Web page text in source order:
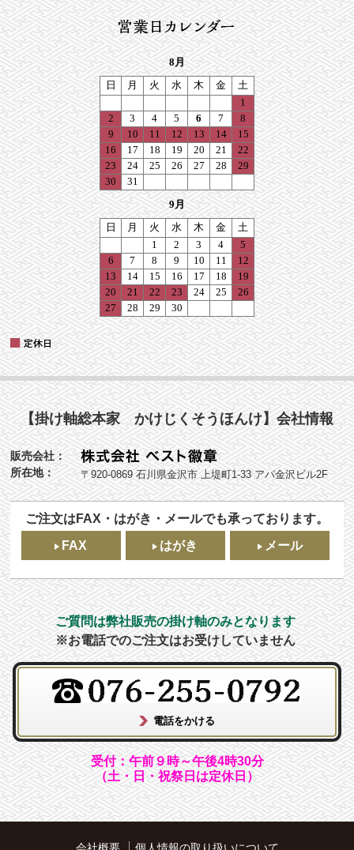
【掛け軸総本家 かけじくそうほんけ】会社情報
販売会社：
所在地：
〒920-0869 石川県金沢市 上堤町1-33 アパ金沢ビル2F
ご注文はFAX・はがき・メールでも承っております。
FAX
はがき メール
ご質問は弊社販売の掛け軸のみとなります
※お電話でのご注文はお受けしていません
受付：午前９時～午後4時30分
（土・日・祝祭日は定休日）
会社概要 個人情報の取り扱いについて